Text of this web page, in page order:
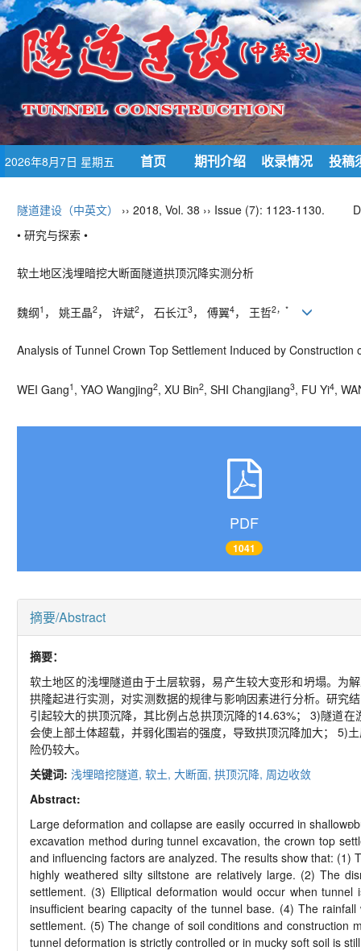
2026年8月7日 星期五 首页 期刊介绍 收录情况 投稿
隧道建设（中英文） ›› 2018, Vol. 38 ›› Issue (7): 1123-1130.
• 研究与探索 •
软土地区浅埋暗挖大断面隧道拱顶沉降实测分析
魏纲1 ， 姚王晶2， 许斌2， 石长江3， 傅翼4， 王哲2，*
Analysis of Tunnel Crown Top Settlement Induced by
WEI Gang1 , YAO Wangjing2, XU Bin2, SHI Changjiang3, FU Yi4,
PDF
1041
摘要/Abstract
摘要：
软土地区的浅埋隧道由于土层软弱，易产生较大变形和坍塌。为
拱隆起进行实测，对实测数据的规律与影响因素进行分析。研究
引起较大的拱顶沉降，其比例占总拱顶沉降的14.63%； 3)隧道
会使上部土体超载，并弱化围岩的强度，导致拱顶沉降加大； 5)
险仍较大。
关键词: 浅埋暗挖隧道, 软土, 大断面, 拱顶沉降, 周边收敛
Abstract:
Large deformation and collapse are easily occurred in
excavation method during tunnel excavation, the crown top
and influencing factors are analyzed. The results show that:
highly weathered silty siltstone are relatively large. (2) The
settlement. (3) Elliptical deformation would occur when
insufficient bearing capacity of the tunnel base. (4) The
settlement. (5) The change of soil conditions and construction
tunnel deformation is strictly controlled or in mucky soft soil is